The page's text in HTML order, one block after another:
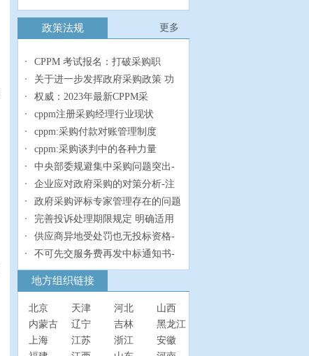
更多
政策法规
CPPM 考试报名：打破采购职
关于进一步发挥政府采购政策 功
权威：2023年最新CPPM采
cppm注册采购经理行业现状
cppm:采购付款对账管理制度
cppm:采购谈判中的各种力量
中央部委规避集中采购问题突出-
企业应对政府采购的对策分析-注
政府采购评标专家管理存在的问题
完善投诉处理期限规定 明确适用
供应商异地受处罚也无投标资格-
不可先交服务费再发中标通知书-
地方组织链接
北京 天津 河北
山西
内蒙古
辽宁 吉林
黑龙江
上海
江苏 浙江
安徽